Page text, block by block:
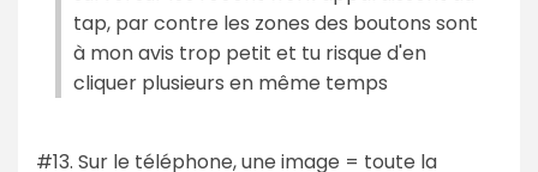
tap, par contre les zones des boutons sont
à mon avis trop petit et tu risque d'en
cliquer plusieurs en même temps
#13. Sur le téléphone, une image = toute la